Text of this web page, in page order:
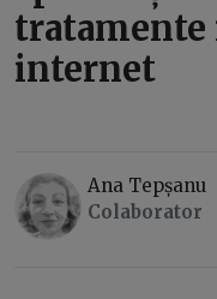
tratamente
internet
Ana Tepșanu
Colaborator